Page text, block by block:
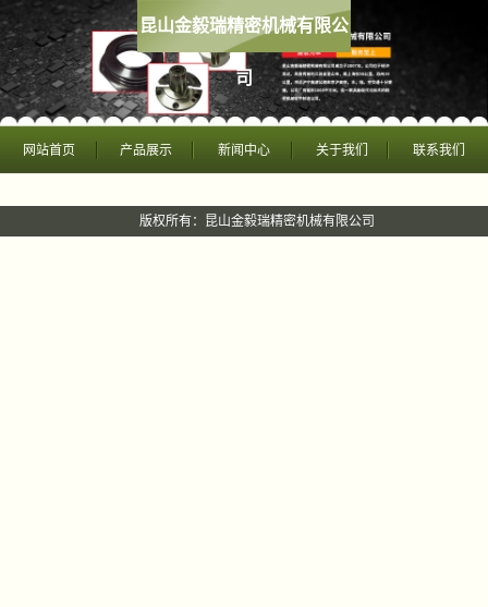
昆山金毅瑞精密机械有限公
司
网站首页 产品展示 新闻中心 关于我们 联系我们
版权所有：昆山金毅瑞精密机械有限公司